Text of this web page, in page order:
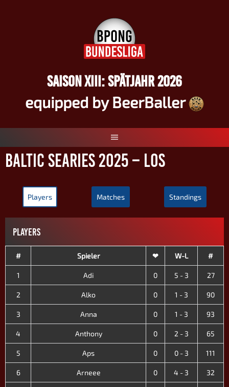
SAISON XIII: SPÄTJAHR 2026
equipped by BeerBaller
Baltic Searies 2025 – LOS
Players Matches Standings
PLAYERS
# Spieler ❤ W-L #
1 Adi 0 5 - 3 27
2 Alko 0 1 - 3 90
3 Anna 0 1 - 3 93
4 Anthony 0 2 - 3 65
5 Aps 0 0 - 3 111
6 Arneee 0 4 - 3 32